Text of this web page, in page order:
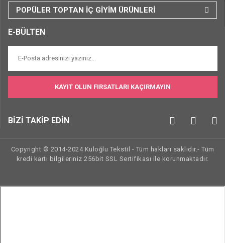
POPÜLER TOPTAN İÇ GİYİM ÜRÜNLERİ
E-BÜLTEN
KAYIT OLUN FIRSATLARI KAÇIRMAYIN
BİZİ TAKİP EDİN
Copyright © 2014-2024 Kuloğlu Tekstil - Tüm hakları saklıdır.- Tüm
kredi kartı bilgileriniz 256bit SSL Sertifikası ile korunmaktadır.